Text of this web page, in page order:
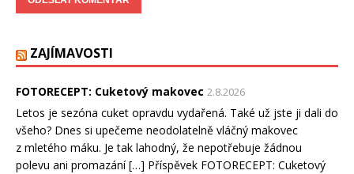
ZAJÍMAVOSTI
FOTORECEPT: Cuketový makovec 2.8.2026
Letos je sezóna cuket opravdu vydařená. Také už jste ji dali do
všeho? Dnes si upečeme neodolatelně vláčný makovec
z mletého máku. Je tak lahodný, že nepotřebuje žádnou
polevu ani promazání […] Příspěvek FOTORECEPT: Cuketový